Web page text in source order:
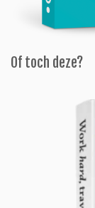
Of toch deze?